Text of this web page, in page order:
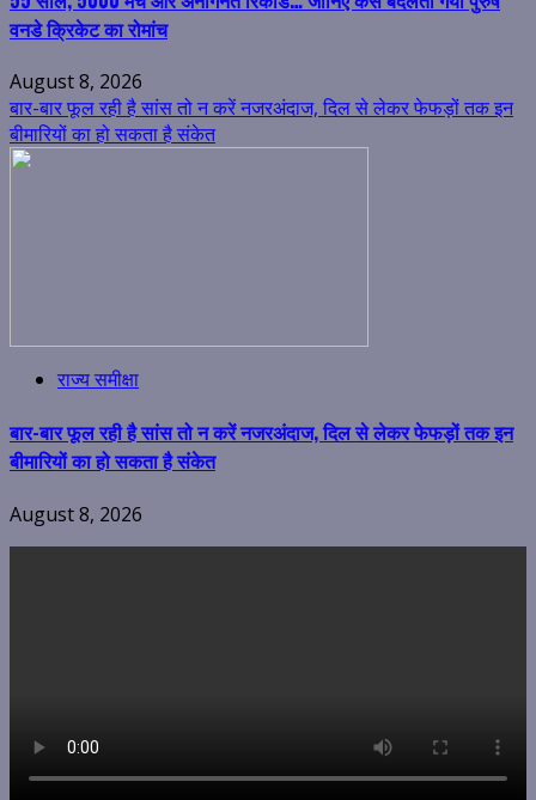
वनडे क्रिकेट का रोमांच
August 8, 2026
बार-बार फूल रही है सांस तो न करें नजरअंदाज, दिल से लेकर फेफड़ों तक इन
बीमारियों का हो सकता है संकेत
राज्य समीक्षा
बार-बार फूल रही है सांस तो न करें नजरअंदाज, दिल से लेकर फेफड़ों तक इन
बीमारियों का हो सकता है संकेत
August 8, 2026